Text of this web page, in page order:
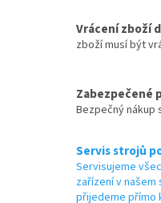
Vrácení zboží
zboží musí být
Zabezpečené
Bezpečný nákup
Servis strojů
Servisujeme
zařízení v
přijedeme přímo